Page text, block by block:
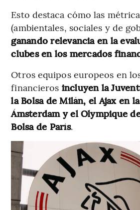
Esto destaca cómo las
(ambientales, sociales y de
ganando relevancia en la
clubes en los mercados
Otros equipos europeos en
financieros incluyen la
la Bolsa de Milán, el Ajax en
Ámsterdam y el Olympique
Bolsa de París.